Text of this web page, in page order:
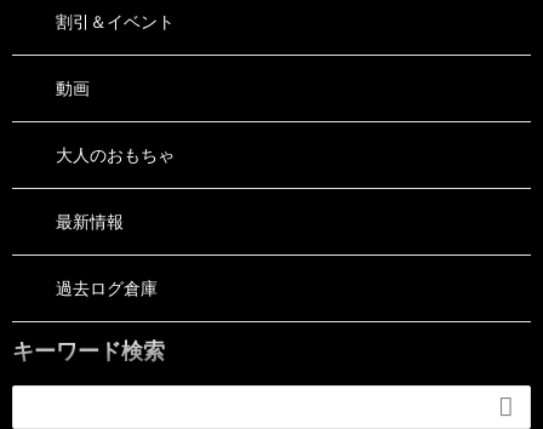
割引＆イベント
動画
大人のおもちゃ
最新情報
過去ログ倉庫
キーワード検索
